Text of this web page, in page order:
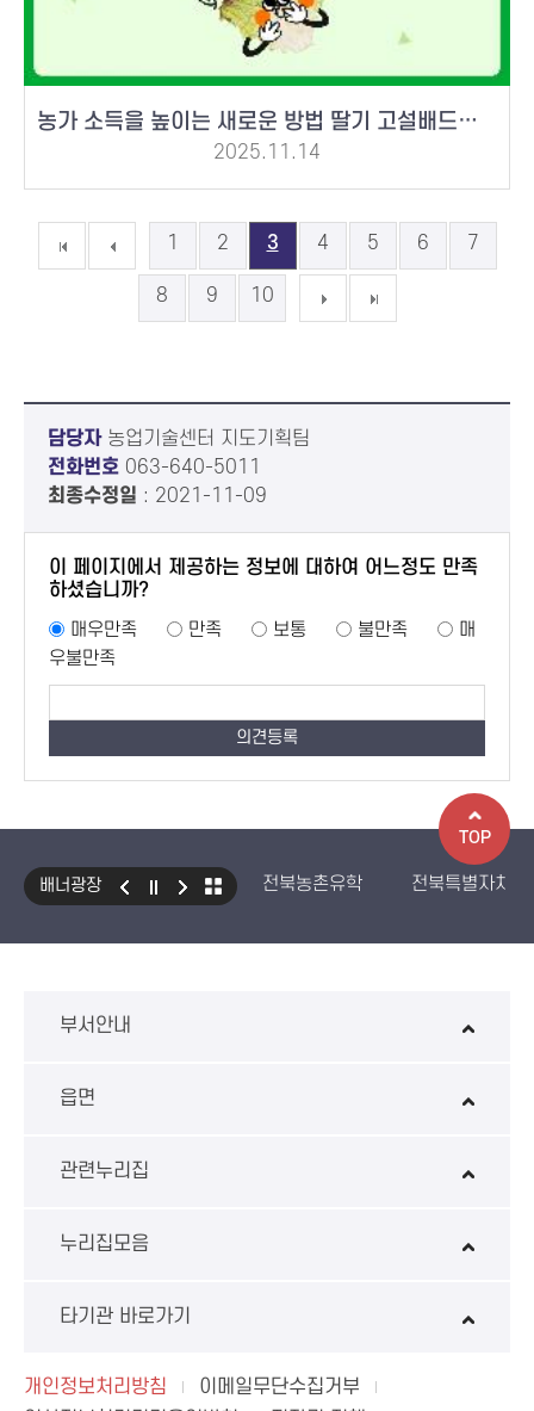
농가 소득을 높이는 새로운 방법 딸기 고설배드로 여름철 상추를 재배하다!
2025.11.14
1 2 3 4 5 6 7
8 9 10
담당자농업기술센터 지도기획팀
전화번호 063-640-5011
최종수정일 : 2021-11-09
이 페이지에서 제공하는 정보에 대하여 어느정도 만족
하셨습니까?
매우만족
만족 보통 불만족
매
우불만족
배너광장 전북농촌유학
전북특별자치
부서안내
읍면
관련누리집
누리집모음
타기관 바로가기
개인정보처리방침
이메일무단수집거부
TOP